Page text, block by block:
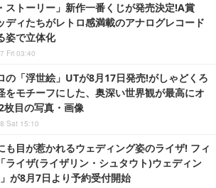
ストーリー」新作一番くじが発売決定!A賞
ディたちがレトロ感満載のアナログレコード
姿で立体化
Fri 03:40
の「浮世絵」UTが8月17日発売!がしゃどくろ
をモチーフにした、奥深い世界観が最高にオ
枚目の写真・画像
Sat 15:10
も目が惹かれるウェディング姿のライザ! フィ
ライザ(ライザリン・シュタウト)ウェディン
が8月7日より予約受付開始